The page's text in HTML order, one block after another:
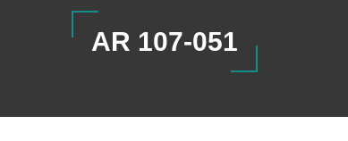
AR 107-051